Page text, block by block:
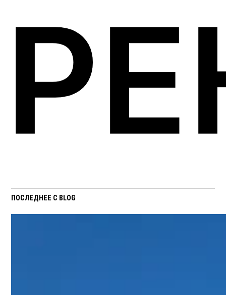
ПОСЛЕДНЕЕ С BLOG